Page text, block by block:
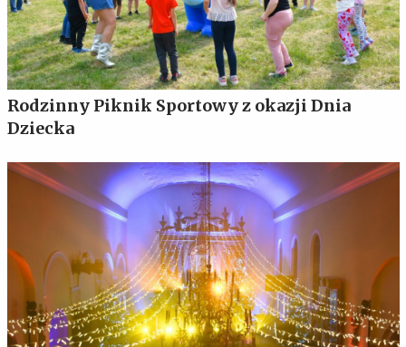
Rodzinny Piknik Sportowy z okazji Dnia
Dziecka